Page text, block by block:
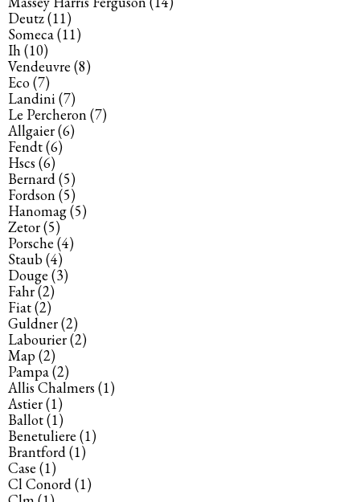
Deutz(11)
Someca(11)
Ih(10)
Vendeuvre (8)
Eco(7)
Landini(7)
Le Percheron(7)
Allgaier(6)
Fendt(6)
Hscs (6)
Bernard(5)
Fordson(5)
Hanomag(5)
Zetor(5)
Porsche (4)
Staub(4)
Douge (3)
Fahr(2)
Fiat(2)
Guldner(2)
Labourier(2)
Map(2)
Pampa(2)
Allis Chalmers (1)
Astier(1)
Ballot(1)
Benetuliere (1)
Brantford(1)
Case (1)
Cl Conord(1)